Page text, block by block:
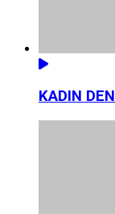
KADIN